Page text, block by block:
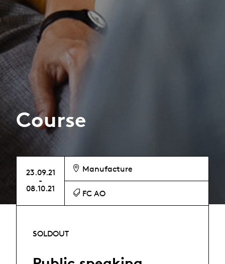
Course
23.09.21
-
08.10.21
Manufacture
FC AO
SOLDOUT